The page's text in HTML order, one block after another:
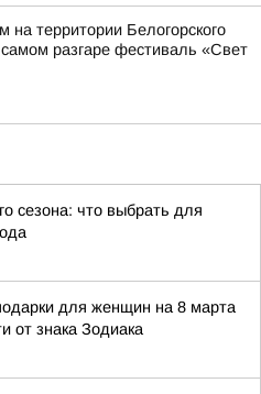
на территории Белогорского
разгаре фестиваль «Свет
сезона: что выбрать для
для женщин на 8 марта
от знака Зодиака